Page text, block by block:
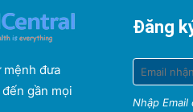
mệnh đưa
gần mọi
Đăng
Nhập